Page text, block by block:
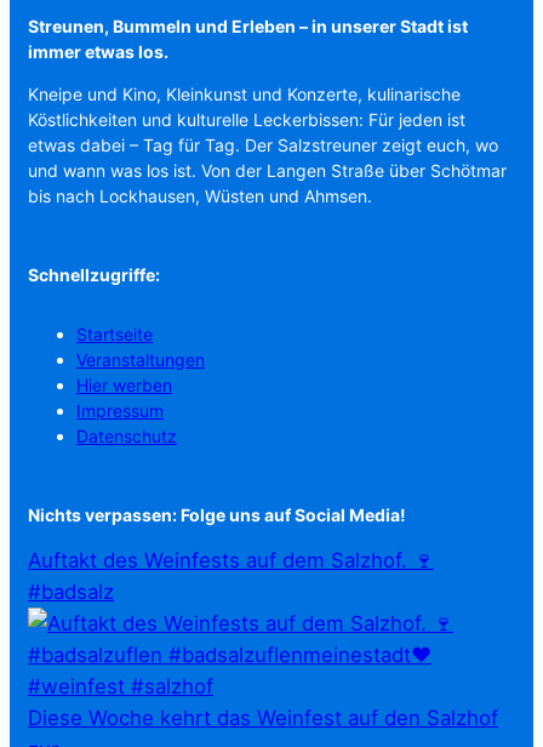
Streunen, Bummeln und Erleben – in unserer Stadt ist
immer etwas los.
Kneipe und Kino, Kleinkunst und Konzerte, kulinarische
Köstlichkeiten und kulturelle Leckerbissen: Für jeden ist
etwas dabei – Tag für Tag. Der Salzstreuner zeigt euch, wo
und wann was los ist. Von der Langen Straße über Schötmar
bis nach Lockhausen, Wüsten und Ahmsen.
Schnellzugriffe:
Startseite
Veranstaltungen
Hier werben
Impressum
Datenschutz
Nichts verpassen: Folge uns auf Social Media!
Auftakt des Weinfests auf dem Salzhof. 🍷
#badsalz
Diese Woche kehrt das Weinfest auf den Salzhof